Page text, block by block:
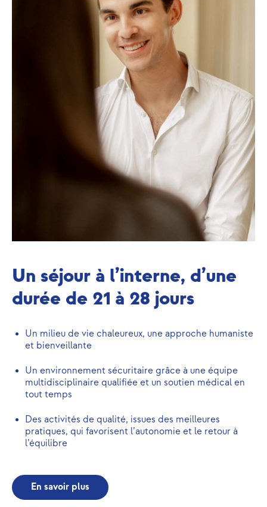
Un séjour à l’interne, d’une
durée de 21 à 28 jours
Un milieu de vie chaleureux, une approche humaniste
et bienveillante
Un environnement sécuritaire grâce à une équipe
multidisciplinaire qualifiée et un soutien médical en
tout temps
Des activités de qualité, issues des meilleures
pratiques, qui favorisent l’autonomie et le retour à
l’équilibre
En savoir plus